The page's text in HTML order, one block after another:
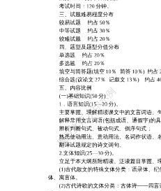
义； 辨析判断句式、被动句式、
法、名词作状语、名词作动词等语
句。 2.文体知识(25—30 分)。 立足
握、理解(能准确指出某篇目是何
类：语录体、纪传体、论说体 (政论、史
古诗、杂言诗、楚辞； 乐府诗、歌行诗(乐府和歌行诗在体裁上与上
述各体有重复。如《春江花月夜》
七言古诗)。 近体诗——五言律诗、七言律诗、五言绝句、七言绝
句；词和散曲 o (3)现代文学文体
剧。 (4)一般文章的文体分类：记